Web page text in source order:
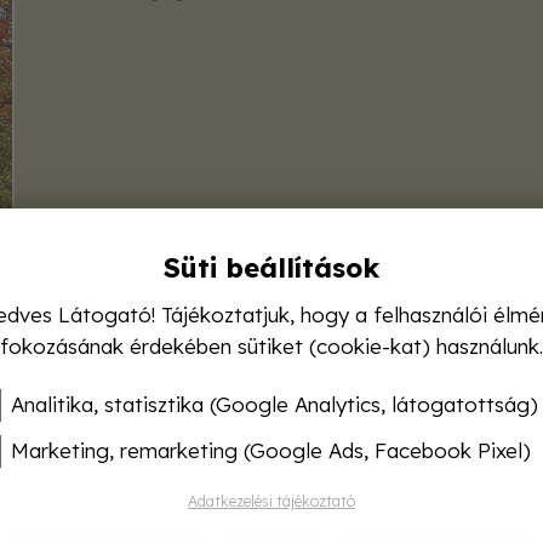
Süti beállítások
Látogató! Tájékoztatjuk, hogy a felhasználói
fokozásának érdekében sütiket (cookie-kat) használunk.
Analitika, statisztika (Google Analytics, látogatottság)
Marketing, remarketing (Google Ads, Facebook Pixel)
Adatkezelési tájékoztató